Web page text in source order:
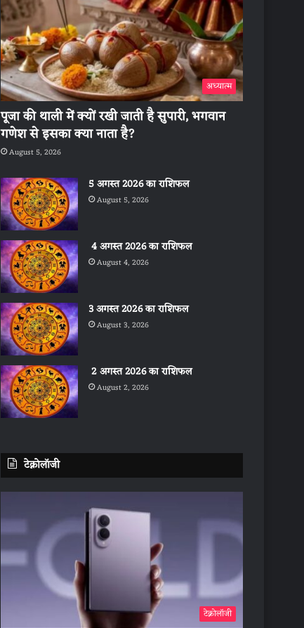
अध्यात्म
पूजा की थाली में क्यों रखी जाती है सुपारी, भगवान
गणेश से इसका क्या नाता है?
August 5, 2026
5 अगस्त 2026 का राशिफल
August 5, 2026
4 अगस्त 2026 का राशिफल
August 4, 2026
3 अगस्त 2026 का राशिफल
August 3, 2026
2 अगस्त 2026 का राशिफल
August 2, 2026
टेक्नोलॉजी
टेक्नोलॉजी